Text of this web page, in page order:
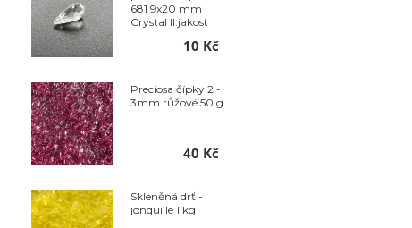
681 9x20 mm
Crystal II.jakost
10 Kč
Preciosa čípky 2 -
3mm růžové 50 g
40 Kč
Skleněná drť -
jonquille 1 kg